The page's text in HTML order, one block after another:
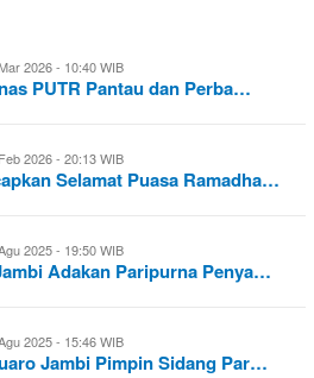
2026 - 10:40 WIB
PUTR Pantau dan Perba…
2026 - 20:13 WIB
Selamat Puasa Ramadha…
2025 - 19:50 WIB
Adakan Paripurna Penya…
2025 - 15:46 WIB
Jambi Pimpin Sidang Par…